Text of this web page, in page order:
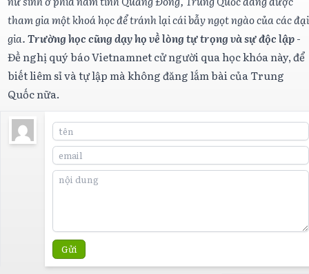
tham gia một khoá học để tránh lại cái bẫy ngọt ngào của các đại
gia.Trường học cũng dạy họ về lòng tự trọng và sự độc lập-
Đề nghị quý báo Vietnamnet cử người qua học khóa này, để
biết liêm sỉ và tự lập mà không đăng lắm bài của Trung
Quốc nữa.
Gửi